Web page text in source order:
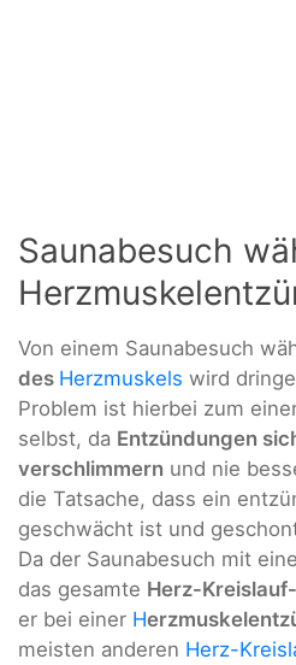
Saunabesuch
Von einem Saunabesuch
des Herzmuskels wird
Problem ist hierbei zum
selbst, da Entzündungen
verschlimmern und nie
die Tatsache, dass ein
geschwächt ist und
Da der Saunabesuch mit
das gesamte Herz-
er bei einer H
meisten anderen Herz-